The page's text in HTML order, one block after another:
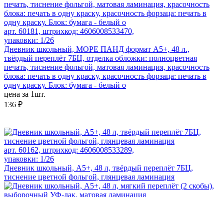
арт. 60181, штрихкод: 4606008533470,
упаковки: 1/26
Дневник школьный, МОРЕ ПАНД формат А5+, 48 л.,
твёрдый переплёт 7БЦ, отделка обложки: полноцветная
печать, тиснение фольгой, матовая ламинация, красочность
блока: печать в одну краску, красочность форзаца: печать в
одну краску. Блок: бумага - белый о
цена за 1шт.
136 ₽
арт. 60162, штрихкод: 4606008533289,
упаковки: 1/26
Дневник школьный, А5+, 48 л, твёрдый переплёт 7БЦ,
тиснение цветной фольгой, глянцевая ламинация